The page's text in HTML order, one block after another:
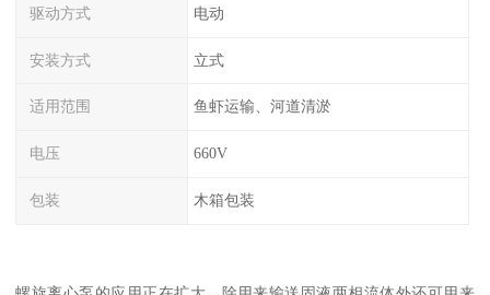
驱动方式 电动
安装方式 立式
适用范围 鱼虾运输、河道清淤
电压 660V
包装 木箱包装